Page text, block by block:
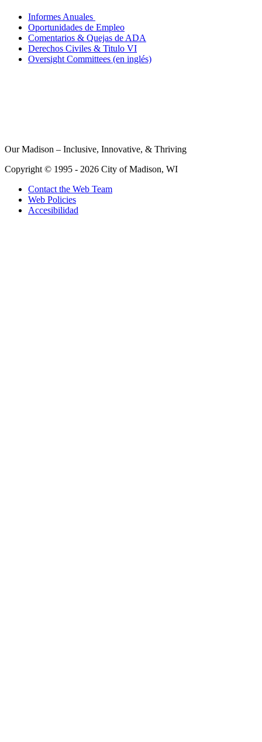
Informes Anuales
Oportunidades de Empleo
Comentarios & Quejas de ADA
Derechos Civiles & Titulo VI
Oversight Committees (en inglés)
Our Madison – Inclusive, Innovative, & Thriving
Copyright © 1995 - 2026 City of Madison, WI
Contact the Web Team
Web Policies
Accesibilidad